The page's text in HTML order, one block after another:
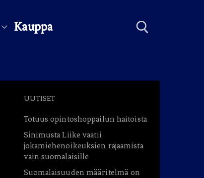
Kauppa
UUTISET
Totuus opintoshoppailun haitoista
Sinimusta Liike vaatii
jokamiehenoikeuksien rajaamista
vain suomalaisille
Suomalaisuuden määritelmä on